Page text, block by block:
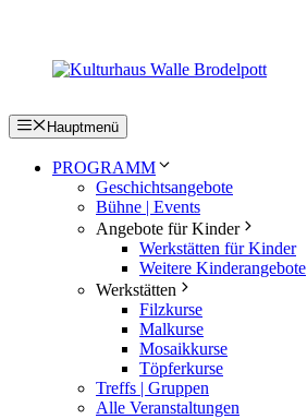
springen
Hauptmenü
PROGRAMM
Geschichtsangebote
Bühne | Events
Angebote für Kinder
Werkstätten für Kinder
Weitere Kinderangebote
Werkstätten
Filzkurse
Malkurse
Mosaikkurse
Töpferkurse
Treffs | Gruppen
Alle Veranstaltungen